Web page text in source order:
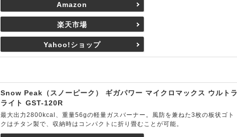
Amazon
楽天市場
Yahoo!ショップ
Snow Peak（スノーピーク） ギガパワー マイクロマックス ウルトラ
ライト GST-120R
最大出力2800kcal、重量56gの軽量ガスバーナー。風防を兼ねた3枚の板状ゴト
クはチタン製で、収納時はコンパクトに折り畳むことが可能。